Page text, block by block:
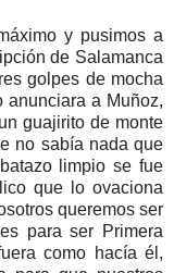
y pusimos a
de Salamanca
golpes de mocha
anunciara a Muñoz,
guajirito de monte
no sabía nada que
limpio se fue
que lo ovaciona
queremos ser
para ser Primera
como hacía él,